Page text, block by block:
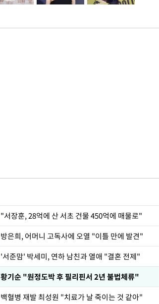
"서장훈, 28억에 산 서초 건물 450억에 매물로"
방은희, 어머니 고독사에 오열 "이틀 만에 발견"
'서준맘' 박세미, 연하 남친과 열애 "결혼 전제"
황기순 "원정도박 후 필리핀서 2년 불법체류"
백혈병 재발 최성원 "치료가 날 죽이는 것 같아"